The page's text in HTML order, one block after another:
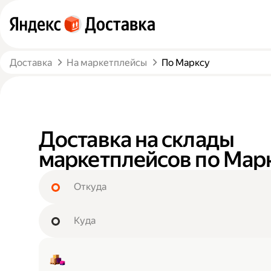
Доставка На маркетплейсы По Марксу
Доставка на склады
маркетплейсов по